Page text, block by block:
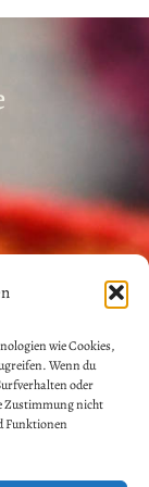
wie Cookies,
Wenn du
oder
Zustimmung nicht
Funktionen
Reserved